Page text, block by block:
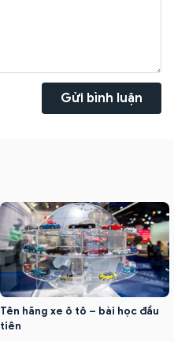
Gửi bình luận
Tên hãng xe ô tô – bài học đầu
tiên